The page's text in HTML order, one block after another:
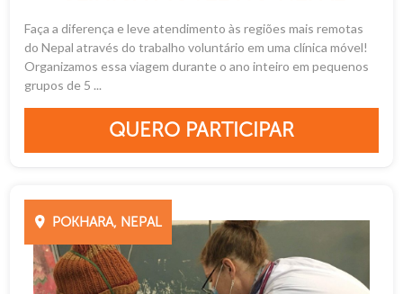
Faça a diferença e leve atendimento às regiões mais remotas
do Nepal através do trabalho voluntário em uma clínica móvel!
Organizamos essa viagem durante o ano inteiro em pequenos
grupos de 5 ...
QUERO PARTICIPAR
POKHARA, NEPAL